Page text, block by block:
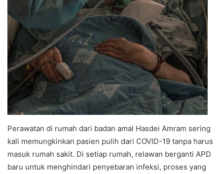
Perawatan di rumah dari badan amal Hasdei Amram sering
kali memungkinkan pasien pulih dari COVID-19 tanpa harus
masuk rumah sakit. Di setiap rumah, relawan berganti APD
baru untuk menghindari penyebaran infeksi, proses yang